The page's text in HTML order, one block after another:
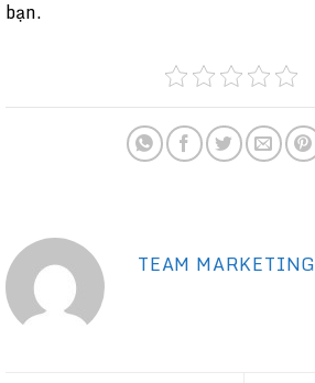
bạn.
TEAM MARKETING